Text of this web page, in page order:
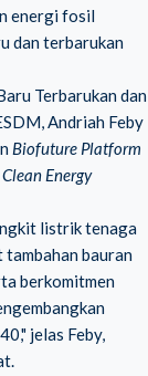
energi fosil
dan terbarukan
Terbarukan dan
Andriah Feby
Biofuture Platform
Clean Energy
listrik tenaga
tambahan bauran
berkomitmen
jelas Feby,